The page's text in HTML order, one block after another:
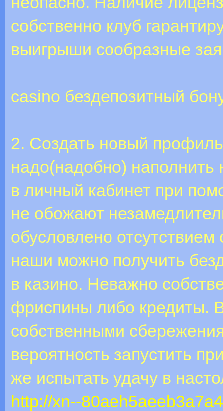
собственно клуб
выигрыши сообразные
casino бездепозитный
2. Создать новый
надо(надобно)
в личный кабинет при
не обожают
обусловлено
наши можно получить
в казино. Неважно
фриспины либо кредиты.
собственными
вероятность запустить
же испытать удачу в
http://xn--